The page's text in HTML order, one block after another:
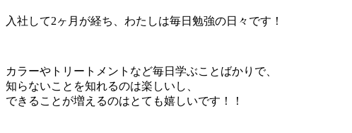
入社して2ヶ月が経ち、わたしは毎日勉強の日々です！
カラーやトリートメントなど毎日学ぶことばかりで、
知らないことを知れるのは楽しいし、
できることが増えるのはとても嬉しいです！！